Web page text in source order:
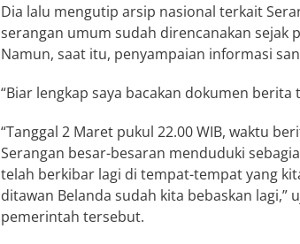
Dia lalu mengutip arsip nasional terkait
serangan umum sudah direncanakan sejak
Namun, saat itu, penyampaian informasi
“Biar lengkap saya bacakan dokumen berita
“Tanggal 2 Maret pukul 22.00 WIB, waktu
Serangan besar-besaran menduduki
telah berkibar lagi di tempat-tempat yang
ditawan Belanda sudah kita bebaskan
pemerintah tersebut.